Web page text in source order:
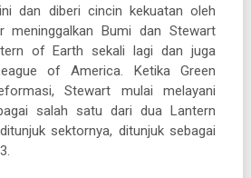
dan diberi cincin kekuatan oleh
meninggalkan Bumi dan Stewart
of Earth sekali lagi dan juga
of America. Ketika Green
Stewart mulai melayani
salah satu dari dua Lantern
sektornya, ditunjuk sebagai